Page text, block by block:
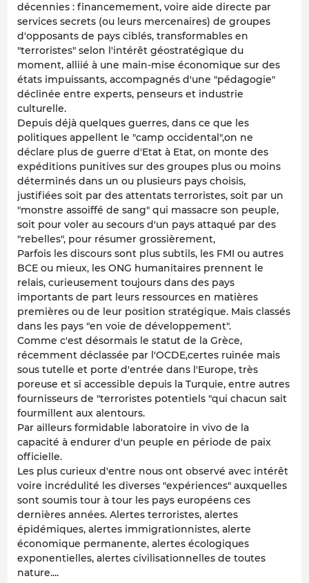
décennies : financemement, voire aide directe par
services secrets (ou leurs mercenaires) de groupes
d'opposants de pays ciblés, transformables en
"terroristes" selon l'intérêt géostratégique du
moment, alliié à une main-mise économique sur des
états impuissants, accompagnés d'une "pédagogie"
déclinée entre experts, penseurs et industrie
culturelle.
Depuis déjà quelques guerres, dans ce que les
politiques appellent le "camp occidental",on ne
déclare plus de guerre d'Etat à Etat, on monte des
expéditions punitives sur des groupes plus ou moins
déterminés dans un ou plusieurs pays choisis,
justifiées soit par des attentats terroristes, soit par un
"monstre assoiffé de sang" qui massacre son peuple,
soit pour voler au secours d'un pays attaqué par des
"rebelles", pour résumer grossièrement,
Parfois les discours sont plus subtils, les FMI ou autres
BCE ou mieux, les ONG humanitaires prennent le
relais, curieusement toujours dans des pays
importants de part leurs ressources en matières
premières ou de leur position stratégique. Mais classés
dans les pays "en voie de développement".
Comme c'est désormais le statut de la Grèce,
récemment déclassée par l'OCDE,certes ruinée mais
sous tutelle et porte d'entrée dans l'Europe, très
poreuse et si accessible depuis la Turquie, entre autres
fournisseurs de "terroristes potentiels "qui chacun sait
fourmillent aux alentours.
Par ailleurs formidable laboratoire in vivo de la
capacité à endurer d'un peuple en période de paix
officielle.
Les plus curieux d'entre nous ont observé avec intérêt
voire incrédulité les diverses "expériences" auxquelles
sont soumis tour à tour les pays européens ces
dernières années. Alertes terroristes, alertes
épidémiques, alertes immigrationnistes, alerte
économique permanente, alertes écologiques
exponentielles, alertes civilisationnelles de toutes
nature....